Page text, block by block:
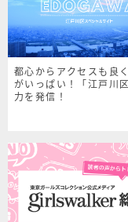
都心からアクセスも良
がいっぱい！「江戸川
力を発信！